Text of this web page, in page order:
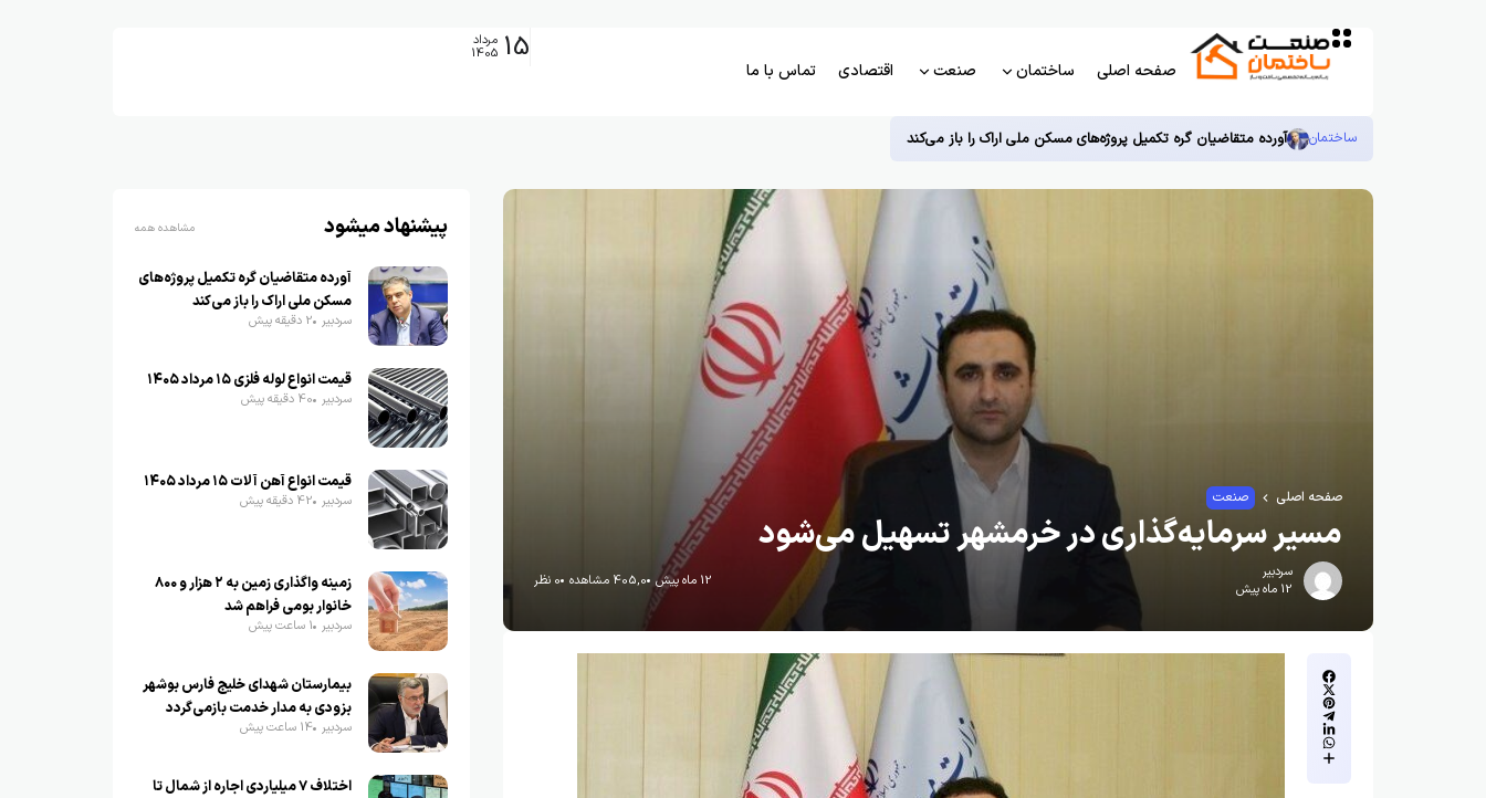
صفحه اصلی ساختمان صنعت اقتصادی تماس با ما
15 مرداد
1405
ساختمان آورده متقاضیان گره تکمیل پروژه‌های مسکن ملی اراک را باز می‌کند
صفحه اصلی صنعت
مسیر سرمایه‌گذاری در خرمشهر تسهیل می‌شود
سردبیر
12 ماه پیش
12 ماه پیش 405,0 مشاهده 0 نظر
پیشنهاد میشود مشاهده همه
آورده متقاضیان گره تکمیل پروژه‌های
مسکن ملی اراک را باز می‌کند
سردبیر 2 دقیقه پیش
قیمت انواع لوله فلزی ۱۵ مرداد ۱۴۰۵
سردبیر 40 دقیقه پیش
قیمت انواع آهن آلات ۱۵ مرداد ۱۴۰۵
سردبیر 42 دقیقه پیش
زمینه واگذاری زمین به ۲ هزار و ۸۰۰
خانوار بومی فراهم شد
سردبیر 1 ساعت پیش
بیمارستان شهدای خلیج فارس بوشهر
بزودی به مدار خدمت بازمی‌گردد
سردبیر 14 ساعت پیش
اختلاف ۷ میلیاردی اجاره از شمال تا